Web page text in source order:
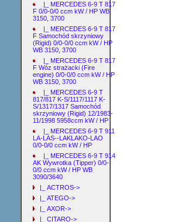
|_ MERCEDES 6-9 T 817
F 0/0-0/0 ccm kW / HP WB
3150, 3700
|_ MERCEDES 6-9 T 817
F Samochód skrzyniowy
(Rigid) 0/0-0/0 ccm kW / HP
WB 3150, 3700
|_ MERCEDES 6-9 T 817
F Wóz strażacki (Fire
engine) 0/0-0/0 ccm kW / HP
WB 3150, 3700
|_ MERCEDES 6-9 T
817/817 K-S/1117/1117 K-
S/1317/1317 Samochód
skrzyniowy (Rigid) 12/1983-
11/1998 5958ccm kW / HP
|_ MERCEDES 6-9 T 911
LA-LAS--LAKLAKO-LAO
0/0-0/0 ccm kW / HP
|_ MERCEDES 6-9 T 914
AK Wywrotka (Tipper) 0/0-
0/0 ccm kW / HP WB
3090/3640
|_ ACTROS->
|_ ATEGO->
|_ AXOR->
|_ CITARO->